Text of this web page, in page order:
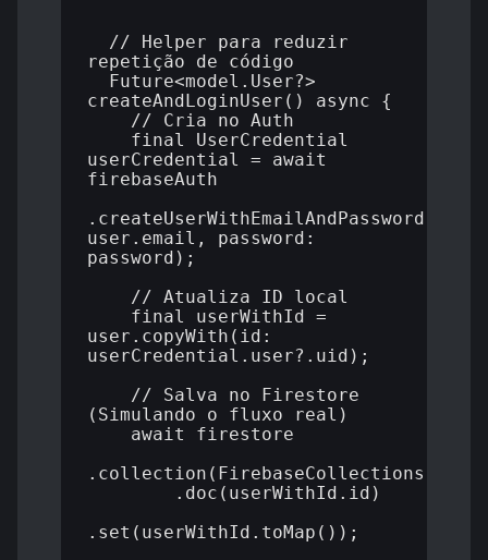
// Helper para reduzir
repetição de código
Future<model.User?>
createAndLoginUser() async {
// Cria no Auth
final UserCredential
userCredential = await
firebaseAuth
user.email, password:
password);
// Atualiza ID local
final userWithId =
user.copyWith(id:
userCredential.user?.uid);
// Salva no Firestore
(Simulando o fluxo real)
await firestore
.doc(userWithId.id)
.set(userWithId.toMap());